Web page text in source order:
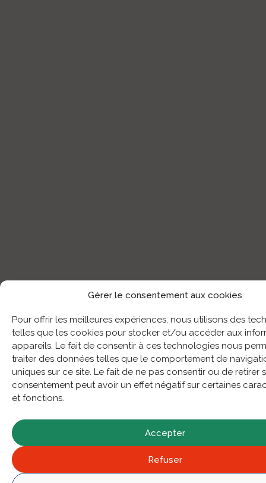
Gérer le consentement aux cookies
Pour offrir les meilleures expériences, nous utilisons des
telles que les cookies pour stocker et/ou accéder aux
appareils. Le fait de consentir à ces technologies nous
traiter des données telles que le comportement de
uniques sur ce site. Le fait de ne pas consentir ou de retirer
consentement peut avoir un effet négatif sur certaines
et fonctions.
Accepter
Refuser